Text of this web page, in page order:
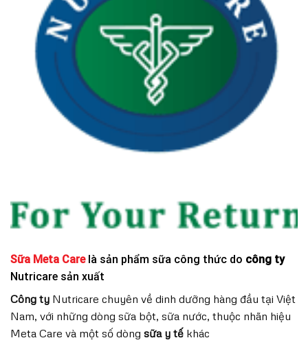
Sữa Meta Carelà sản phẩm sữa công thức do công ty
Nutricare sản xuất
Công ty Nutricare chuyên về dinh dưỡng hàng đầu tại Việt
Nam, với những dòng sữa bột, sữa nước, thuộc nhãn hiệu
Meta Care và một số dòng sữa y tế khác